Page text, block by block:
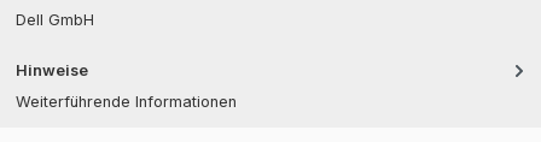
Dell GmbH
Hinweise
Weiterführende Informationen